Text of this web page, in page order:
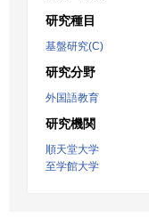
研究種目
基盤研究(C)
研究分野
外国語教育
研究機関
順天堂大学
至学館大学